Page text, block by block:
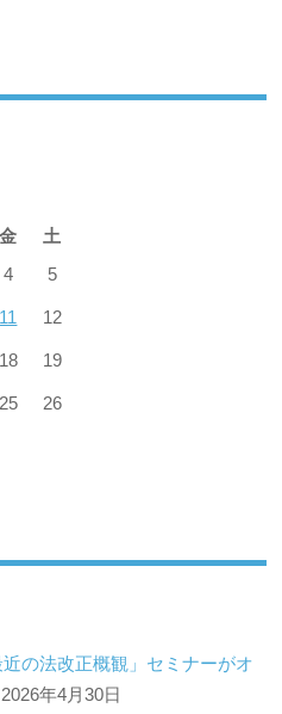
金
土
4 5
11 12
18 19
25 26
の法改正概観」セミナーがオ
2026年4月30日